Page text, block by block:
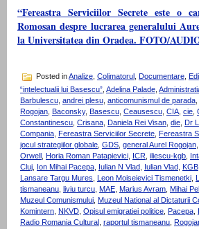
“Fereastra Serviciilor Secrete este o
Romosan despre lucrarea generalului
la Universitatea din Oradea. FOTO/
Posted inAnalize Colimatorul Documentare
“intelectualii lui Basescu”, Adelina Palade,
Barbulescu, andrei plesu, anticomunismul de parada,
Rogojan, Baconsky, Basescu, Ceausescu, CIA, cie,
Constantinescu, Crisana, Daniela Rei Visan, die, Dr
Compania, Fereastra Serviciilor Secrete, Fereastra
jocul strategiilor globale, GDS, general Aurel Rogojan,
Orwell , Horia Roman Patapievici, ICR, iliescu-kgb,
Cluj, Ion Mihai Pacepa, Iulian N Vlad, Iulian Vlad, KGB
Lansare Targu Mures, Leon Moiseievici Tismenetki,
tismaneanu, liviu turcu, MAE, Marius Avram, Mihai
Muzeul Comunismului, Muzeul National al Dictaturii
Komintern, NKVD, Opisul emigratiei politice, Pacepa,
Radio Romania Cultural , raportul tismaneanu,